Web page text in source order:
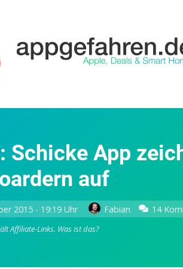
Schicke App
auf
2015 - 19:19 Uhr Fabian 14
Affiliate-Links. Was ist das?